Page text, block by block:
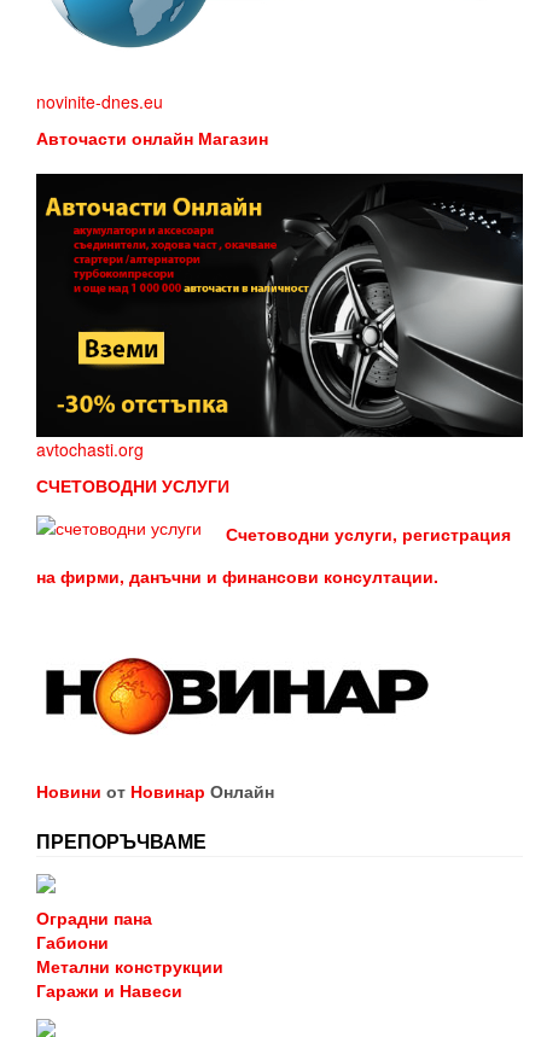
novinite-dnes.eu
Авточасти онлайн Магазин
avtochasti.org
СЧЕТОВОДНИ УСЛУГИ
Счетоводни услуги, регистрация
на фирми, данъчни и финансови консултации.
Новини от Новинар Онлайн
ПРЕПОРЪЧВАМЕ
Оградни пана
Габиони
Метални конструкции
Гаражи и Навеси